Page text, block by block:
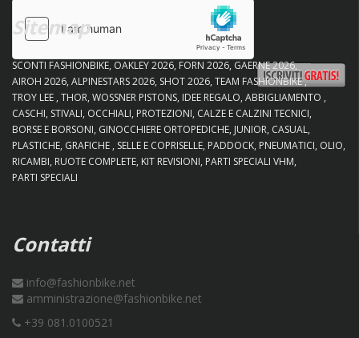
Sitemap
SCONTI FASHIONBIKE OAKLEY 2026 FORN 2026 GAERNE 2026
AIROH 2026 ALPINESTARS 2026 SHOT 2026 TEAM FASHIONBIKE
TROY LEE THOR WOSSNER PISTONS IDEE REGALO ABBIGLIAMENTO
CASCHI STIVALI OCCHIALI PROTEZIONI CALZE E CALZINI TECNICI
BORSE E BORSONI GINOCCHIERE ORTOPEDICHE JUNIOR CASUAL
PLASTICHE GRAFICHE SELLE E COPRISELLE PADDOCK PNEUMATICI OLIO
RICAMBI RUOTE COMPLETE KIT REVISIONI PARTI SPECIALI VHM
PARTI SPECIALI
Contatti
info@fashionbike.net
amministrazione@fashionbike.net
+39 081.0100521